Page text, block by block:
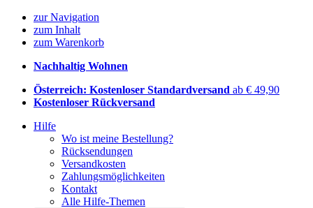
zur Navigation
zum Inhalt
zum Warenkorb
Nachhaltig Wohnen
Österreich: Kostenloser Standardversand ab € 49,90
Kostenloser Rückversand
Hilfe
Wo ist meine Bestellung?
Rücksendungen
Versandkosten
Zahlungsmöglichkeiten
Kontakt
Alle Hilfe-Themen